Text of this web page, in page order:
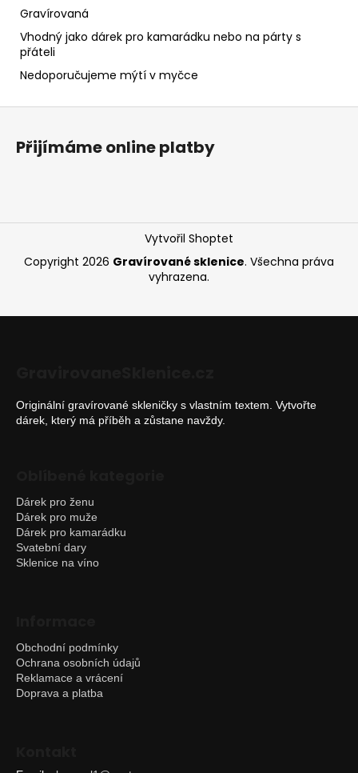
Gravírovaná
Vhodný jako dárek pro kamarádku nebo na párty s
přáteli
Nedoporučujeme mýtí v myčce
Z
í
Přijímáme online platby
Vytvořil Shoptet
Copyright 2026 Gravírované sklenice. Všechna práva
vyhrazena.
Originální gravírované skleničky s vlastním textem. Vytvořte
dárek, který má příběh a zůstane navždy.
Dárek pro ženu
Dárek pro muže
Dárek pro kamarádku
Svatební dary
Sklenice na víno
Obchodní podmínky
Ochrana osobních údajů
Reklamace a vrácení
Doprava a platba